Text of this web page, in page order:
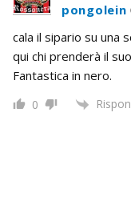
pongolein
cala il sipario su una
qui chi prenderà il
Fantastica in nero.
0